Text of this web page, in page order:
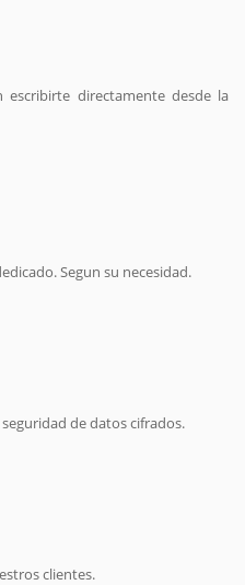
directamente desde la
Segun su necesidad.
de datos cifrados.
clientes.